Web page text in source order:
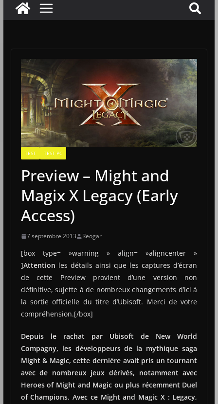
TEST TEST PC
Preview – Might and
Magix X Legacy (Early
Access)
7 septembre 2013 Reogar
[box type= »warning » align= »aligncenter »
]Attention les détails ainsi que les captures d’écran
de cette Preview provient d’une version non
définitive, sujette à de nombreux changements d’ici à
la sortie officielle du titre d’Ubisoft. Merci de votre
compréhension.[/box]
Depuis le rachat par Ubisoft de New World
Compagny, les développeurs de la mythique saga
Might & Magic, cette dernière avait pris un tournant
avec de nombreux jeux dérivés, notamment avec
Heroes of Might and Magic ou plus récemment Duel
of Champions. Avec ce Might and Magic X : Legacy,